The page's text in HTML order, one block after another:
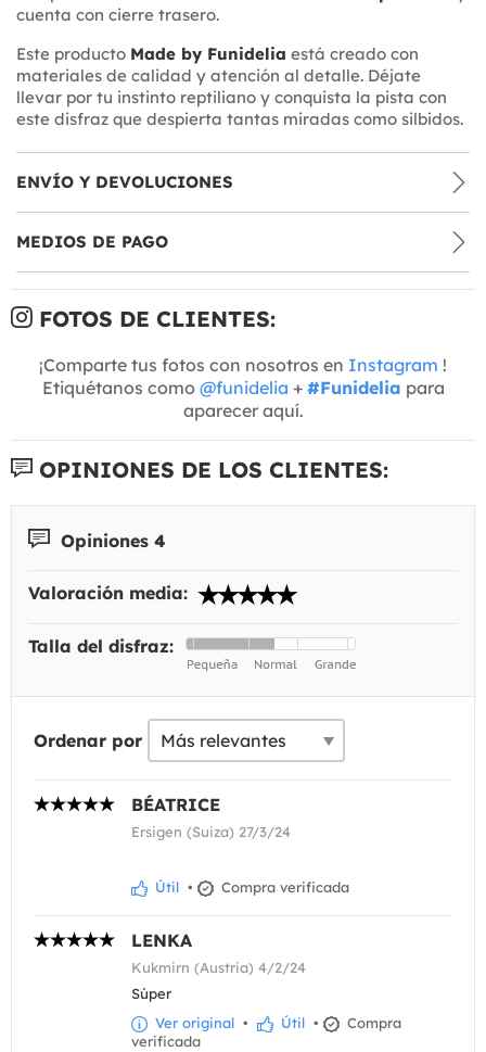
cuenta con cierre trasero.
Este producto Made by Funidelia está creado con
materiales de calidad y atención al detalle. Déjate
llevar por tu instinto reptiliano y conquista la pista con
este disfraz que despierta tantas miradas como silbidos.
ENVÍO Y DEVOLUCIONES
MEDIOS DE PAGO
FOTOS DE CLIENTES:
¡Comparte tus fotos con nosotros en Instagram !
Etiquétanos como @funidelia + #Funidelia para
aparecer aquí.
OPINIONES DE LOS CLIENTES:
Opiniones 4
Valoración media:
Talla del disfraz:
Ordenar por
BÉATRICE
Ersigen (Suiza) 27/3/24
Útil • Compra verificada
LENKA
Kukmirn (Austria) 4/2/24
Súper
Ver original • Útil •
Compra
verificada